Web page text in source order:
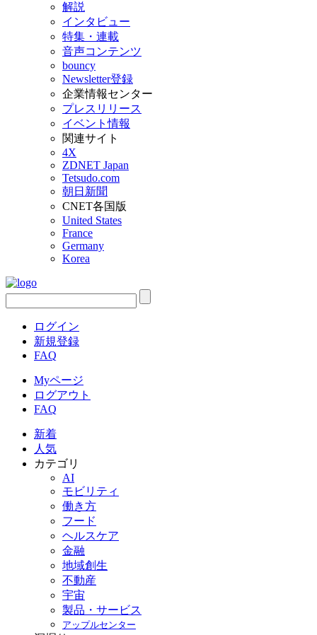
解説
インタビュー
特集・連載
音声コンテンツ
bouncy
Newsletter登録
企業情報センター
プレスリリース
イベント情報
関連サイト
4X
ZDNET Japan
Tetsudo.com
朝日新聞
CNET各国版
United States
France
Germany
Korea
ログイン
新規登録
FAQ
Myページ
ログアウト
FAQ
新着
人気
カテゴリ
AI
モビリティ
働き方
フード
ヘルスケア
金融
地域創生
不動産
宇宙
製品・サービス
アップルセンター